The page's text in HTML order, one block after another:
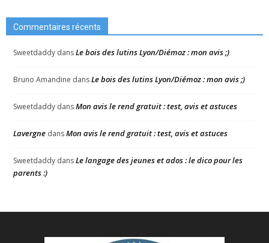
Commentaires récents
Sweetdaddy dansLe bois des lutins Lyon/Diémoz : mon avis ;)
Bruno Amandine dansLe bois des lutins Lyon/Diémoz : mon avis ;)
Sweetdaddy dansMon avis le rend gratuit : test, avis et astuces
Lavergne dansMon avis le rend gratuit : test, avis et astuces
Sweetdaddy dansLe langage des jeunes et ados : le dico pour les
parents :)